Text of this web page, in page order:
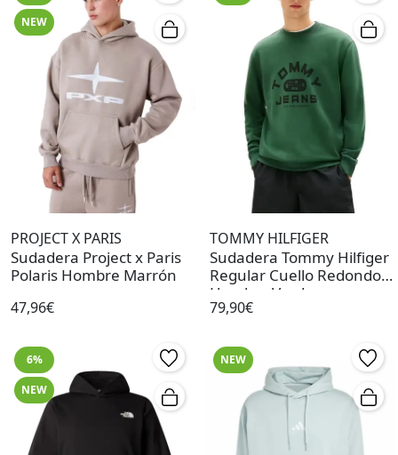
NEW
PROJECT X PARIS
Sudadera Project x Paris
Polaris Hombre Marrón
47,96€
TOMMY HILFIGER
Sudadera Tommy Hilfiger
Regular Cuello Redondo
Hombre Verde
79,90€
6%
NEW
NEW